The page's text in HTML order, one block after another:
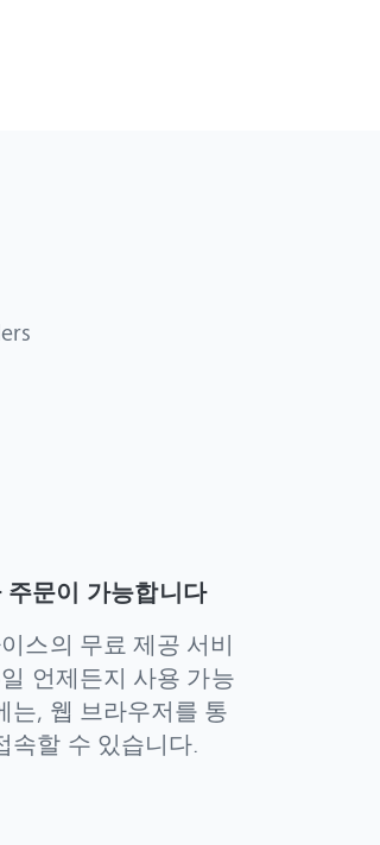
주문이 가능합니다
스의 무료 제공 서비
언제든지 사용 가능
는, 웹 브라우저를 통
속할 수 있습니다.